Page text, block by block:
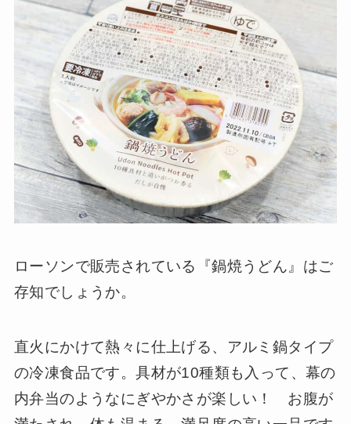
ローソンで販売されている『鍋焼うどん』はご
存知でしょうか。
直火にかけて熱々に仕上げる、アルミ鍋タイプ
の冷凍食品です。具材が10種類も入って、幕の
内弁当のようなにぎやかさが楽しい！ お腹が